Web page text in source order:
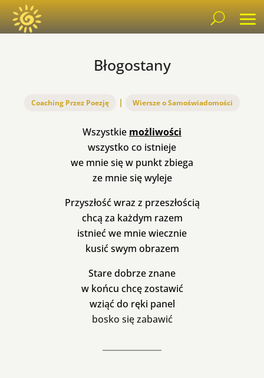
Błogostany
Coaching Przez Poezję | Wiersze o Samoświadomości
Wszystkie możliwości
wszystko co istnieje
we mnie się w punkt zbiega
ze mnie się wyleje
Przyszłość wraz z przeszłością
chcą za każdym razem
istnieć we mnie wiecznie
kusić swym obrazem
Stare dobrze znane
w końcu chcę zostawić
wziąć do ręki panel
bosko się zabawić